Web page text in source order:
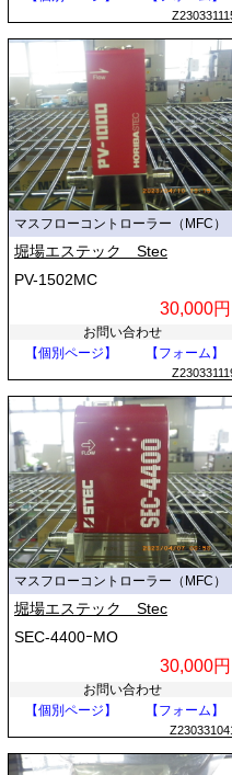
マスフローコントローラー（MFC）
堀場エステック Stec
PV-1502MC
30,000円
お問い合わせ
【個別ページ】
【フォーム】
マスフローコントローラー（MFC）
堀場エステック Stec
SEC-4400ｰMO
30,000円
お問い合わせ
【個別ページ】
【フォーム】
Z230331041